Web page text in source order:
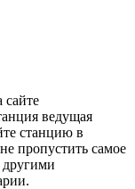
ведущая
станцию в
пропустить самое
другими